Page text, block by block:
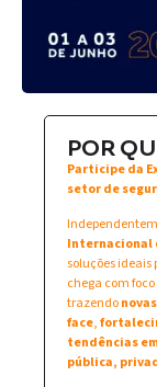
POR
Participe da
setor de
Internacional
soluções ideais
chega com
trazendo
face,
tendências
pública,